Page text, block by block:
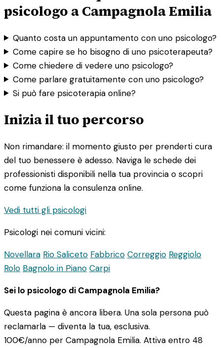
psicologo a Campagnola Emilia
Quanto costa un appuntamento con uno psicologo?
Come capire se ho bisogno di uno psicoterapeuta?
Come chiedere di vedere uno psicologo?
Come parlare gratuitamente con uno psicologo?
Si può fare psicoterapia online?
Inizia il tuo percorso
Non rimandare: il momento giusto per prenderti cura
del tuo benessere è adesso. Naviga le schede dei
professionisti disponibili nella tua provincia o scopri
come funziona la consulenza online.
Vedi tutti gli psicologi
Psicologi nei comuni vicini:
Novellara Rio Saliceto Fabbrico Correggio Reggiolo
Rolo Bagnolo in Piano Carpi
Sei lo psicologo di Campagnola Emilia?
Questa pagina è ancora libera. Una sola persona può
reclamarla — diventa la tua, esclusiva.
100€/anno per Campagnola Emilia. Attiva entro 48